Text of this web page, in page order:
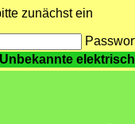
zunächst ein